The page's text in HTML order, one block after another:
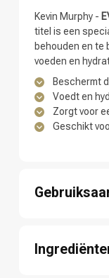
Kevin Murphy -
titel is een
behouden en te
voeden en
Beschermt
Voedt en
Zorgt voor
Geschikt
Stap 2: Breng
Stap 3: